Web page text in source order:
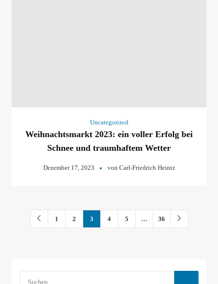
Uncategorized
Weihnachtsmarkt 2023: ein voller Erfolg bei
Schnee und traumhaftem Wetter
Dezember 17, 2023 von Carl-Friedrich Heintz
1 2 3 4 5 … 36